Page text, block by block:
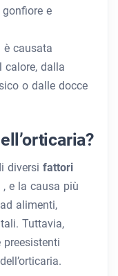
e
è causata
calore, dalla
o dalle docce
diversi fattori
, e la causa più
ad alimenti,
Tuttavia,